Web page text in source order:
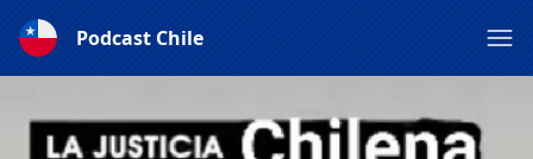
Podcast Chile